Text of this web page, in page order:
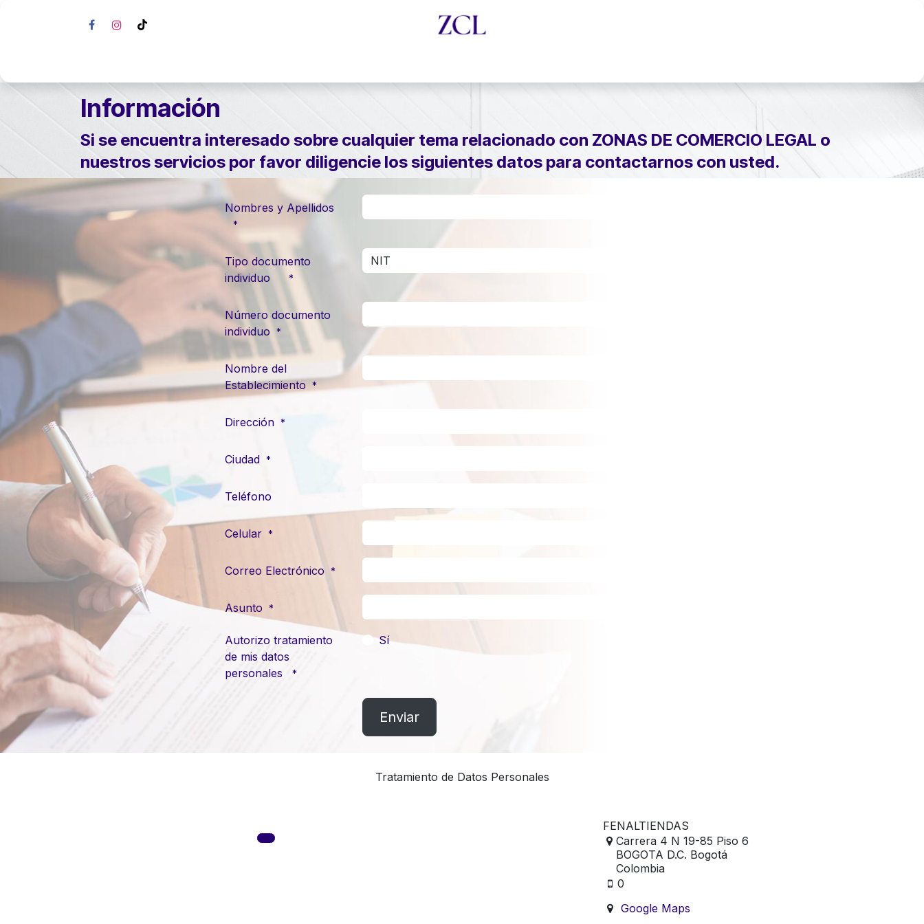
Información
Si se encuentra interesado sobre cualquier tema relacionado con ZONAS DE COMERCIO LEGAL o
nuestros servicios por favor diligencie los siguientes datos para contactarnos con usted.
Nombres y Apellidos
*
Tipo documento
individuo
*
Número documento
individuo
*
Nombre del
Establecimiento
*
Dirección *
Ciudad *
Teléfono
Celular *
Correo Electrónico *
Asunto *
Autorizo tratamiento
de mis datos
personales
*
Sí
Enviar
Tratamiento de Datos Personales
FENALTIENDAS
Carrera 4 N 19-85 Piso 6
BOGOTA D.C. Bogotá
Colombia
0
Google Maps